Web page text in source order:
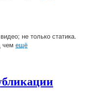
не только статика.
чем ещё